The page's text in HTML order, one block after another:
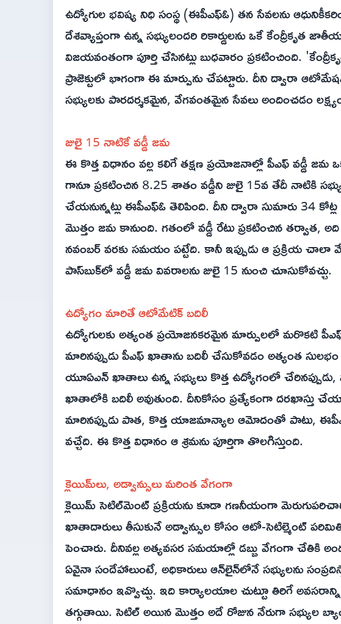
ఉద్యోగుల భవిష్య నిధి సంస్థ (ఈపీఎఫ్ఓ) తన సేవలను
దేశవ్యాప్తంగా ఉన్న సభ్యులందరి రికార్డులను ఒకే కేంద్రీకృత
విజయవంతంగా పూర్తి చేసినట్లు బుధవారం ప్రకటించింది.
ప్రాజెక్టులో భాగంగా ఈ మార్పును చేపట్టారు. దీని ద్వారా
సభ్యులకు పారదర్శకమైన, వేగవంతమైన సేవలు అందించడం
జులై 15 నాటికే వడ్డీ జమ
ఈ కొత్త విధానం వల్ల కలిగే తక్షణ ప్రయోజనాల్లో పీఎఫ్ వడ్డీ జమ
గానూ ప్రకటించిన 8.25 శాతం వడ్డీని జులై 15వ తేదీ నాటికి
చేయనున్నట్లు ఈపీఎఫ్ఓ తెలిపింది. దీని ద్వారా సుమారు 34
మొత్తం జమ కానుంది. గతంలో వడ్డీ రేటు ప్రకటించిన తర్వాత,
నవంబర్ వరకు సమయం పట్టేది. కానీ ఇప్పుడు ఆ ప్రక్రియ చాలా
పాస్‌బుక్‌లో వడ్డీ జమ వివరాలను జులై 15 నుంచి చూసుకోవచ్చు.
ఉద్యోగం మారితే ఆటోమేటిక్ బదిలీ
ఉద్యోగులకు అత్యంత ప్రయోజనకరమైన మార్పులలో మరొకటి
మారినప్పుడు పీఎఫ్ ఖాతాను బదిలీ చేసుకోవడం అత్యంత
యూఏఎన్ ఖాతాలు ఉన్న సభ్యులు కొత్త ఉద్యోగంలో
ఖాతాలోకి బదిలీ అవుతుంది. దీనికోసం ప్రత్యేకంగా దరఖాస్తు
మారినప్పుడు పాత, కొత్త యాజమాన్యాల ఆమోదంతో పాటు,
వచ్చేది. ఈ కొత్త విధానం ఆ శ్రమను పూర్తిగా తొలగిస్తుంది.
క్లెయిమ్‌లు, అడ్వాన్సులు మరింత వేగంగా
క్లెయిమ్ సెటిల్‌మెంట్ ప్రక్రియను కూడా గణనీయంగా
ఖాతాదారులు తీసుకునే అడ్వాన్సుల కోసం ఆటో-సెటిల్మెంట్
పెంచారు. దీనివల్ల అత్యవసర సమయాల్లో డబ్బు వేగంగా చేతికి
ఏవైనా సందేహాలుంటే, అధికారులు ఆన్‌లైన్‌లోనే సభ్యులను
సమాధానం ఇవ్వొచ్చు. ఇది కార్యాలయాల చుట్టూ తిరిగే అవసరాన్ని
తగ్గుతాయి. సెటిల్ అయిన మొత్తం అదే రోజున నేరుగా సభ్యుల